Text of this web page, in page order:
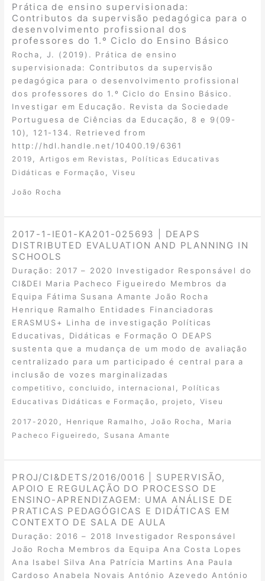
Prática de ensino supervisionada:
Contributos da supervisão pedagógica para o
desenvolvimento profissional dos
professores do 1.º Ciclo do Ensino Básico
Rocha, J. (2019). Prática de ensino
supervisionada: Contributos da supervisão
pedagógica para o desenvolvimento profissional
dos professores do 1.º Ciclo do Ensino Básico.
Investigar em Educação. Revista da Sociedade
Portuguesa de Ciências da Educação, 8 e 9(09-
10), 121-134. Retrieved from
http://hdl.handle.net/10400.19/6361
2019 Artigos em Revistas
Políticas Educativas
Didáticas e Formação
Viseu
João Rocha
2017-1-IE01-KA201-025693 | DEAPS
DISTRIBUTED EVALUATION AND PLANNING IN
SCHOOLS
Duração: 2017 – 2020 Investigador Responsável do
CI&DEI Maria Pacheco Figueiredo Membros da
Equipa Fátima Susana Amante João Rocha
Henrique Ramalho Entidades Financiadoras
ERASMUS+ Linha de investigação Políticas
Educativas, Didáticas e Formação O DEAPS
sustenta que a mudança de um modo de avaliação
centralizado para um participado é central para a
inclusão de vozes marginalizadas
competitivo ,concluido , internacional , Políticas
Educativas Didáticas e Formação , projeto , Viseu
2017-2020 Henrique Ramalho ,João Rocha
Maria
Pacheco Figueiredo
Susana Amante
PROJ/CI&DETS/2016/0016 | SUPERVISÃO,
APOIO E REGULAÇÃO DO PROCESSO DE
ENSINO-APRENDIZAGEM: UMA ANÁLISE DE
PRATICAS PEDAGÓGICAS E DIDÁTICAS EM
CONTEXTO DE SALA DE AULA
Duração: 2016 – 2018 Investigador Responsável
João Rocha Membros da Equipa Ana Costa Lopes
Ana Isabel Silva Ana Patrícia Martins Ana Paula
Cardoso Anabela Novais António Azevedo António